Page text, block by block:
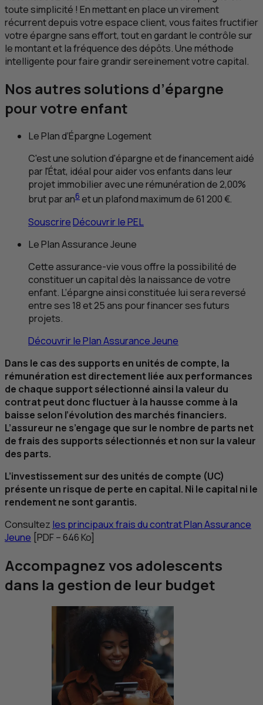
toute simplicité ! En mettant en place un virement
récurrent depuis votre espace client, vous faites fructifier
votre épargne sans effort, tout en gardant le contrôle sur
le montant et la fréquence des dépôts. Une méthode
intelligente pour faire grandir sereinement votre capital.
Nos autres solutions d’épargne
pour votre enfant
Le Plan d’Épargne Logement
C'est une solution d'épargne et de financement aidé
par l'État, idéal pour aider vos enfants dans leur
projet immobilier avec une rémunération de 2,00%
brut par an6 et un plafond maximum de 61 200 €.
SouscrireDécouvrir lePEL
Le Plan Assurance Jeune
Cette assurance-vie vous offre la possibilité de
constituer un capital dès la naissance de votre
enfant. L’épargne ainsi constituée lui sera reversé
entre ses 18 et 25 ans pour financer ses futurs
projets.
Découvrir le Plan Assurance Jeune
Dans le cas des supports en unités de compte, la
rémunération est directement liée aux performances
de chaque support sélectionné ainsi la valeur du
contrat peut donc fluctuer à la hausse comme à la
baisse selon l’évolution des marchés financiers.
L’assureur ne s’engage que sur le nombre de parts net
de frais des supports sélectionnés et non sur la valeur
des parts.
L’investissement sur des unités de compte (UC)
présente un risque de perte en capital. Ni le capital ni le
rendement ne sont garantis.
Consultez les principaux frais du contrat Plan Assurance
Jeune PDF– 646Ko]
Accompagnez vos adolescents
dans la gestion de leur budget